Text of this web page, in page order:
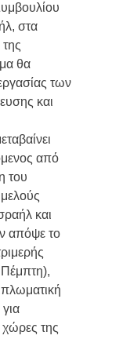
στα
θα
των
και
από
του
και
απόψε το
χώρες της